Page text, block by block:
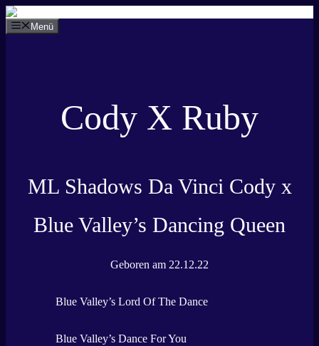
Zum
Inhalt
springen
Menü
Cody X Ruby
ML Shadows Da Vinci Cody x
Blue Valley’s Dancing Queen
Geboren am 22.12.22
Blue Valley’s Lord Of The Dance
Blue Valley’s Dance For You